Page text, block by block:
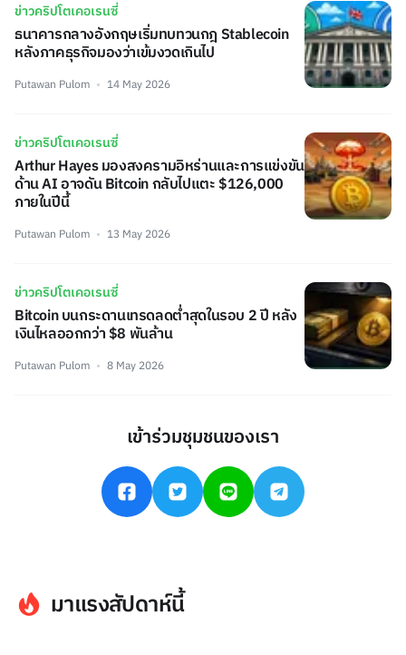
ข่าวคริปโตเคอเรนซี่
ธนาคารกลางอังกฤษเริ่มทบทวนกฎ Stablecoin
หลังภาคธุรกิจมองว่าเข้มงวดเกินไป
Putawan Pulom 14 May 2026
ข่าวคริปโตเคอเรนซี่
Arthur Hayes มองสงครามอิหร่านและการแข่งขัน
ด้าน AI อาจดัน Bitcoin กลับไปแตะ $126,000
ภายในปีนี้
Putawan Pulom 13 May 2026
ข่าวคริปโตเคอเรนซี่
Bitcoin บนกระดานเทรดลดต่ำสุดในรอบ 2 ปี หลัง
เงินไหลออกกว่า $8 พันล้าน
Putawan Pulom 8 May 2026
เข้าร่วมชุมชนของเรา
มาแรงสัปดาห์นี้